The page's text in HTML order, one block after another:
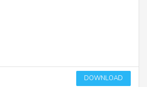
DOWNLOAD